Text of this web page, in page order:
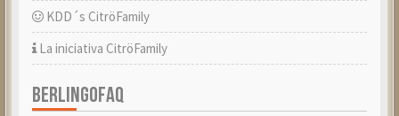
KDD´s CitröFamily
La iniciativa CitröFamily
BERLINGOFAQ